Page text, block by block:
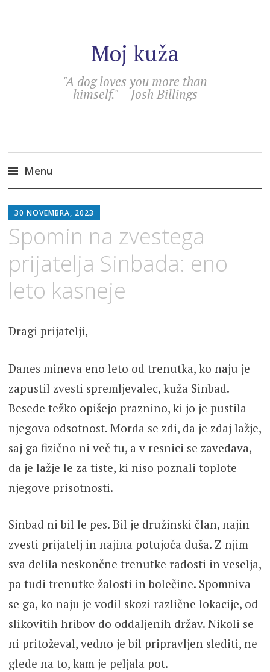
Moj kuža
"A dog loves you more than
himself." – Josh Billings
Menu
to
content
30 NOVEMBRA, 2023
Spomin na zvestega
prijatelja Sinbada: eno
leto kasneje
Dragi prijatelji,
Danes mineva eno leto od trenutka, ko naju je
zapustil zvesti spremljevalec, kuža Sinbad.
Besede težko opišejo praznino, ki jo je pustila
njegova odsotnost. Morda se zdi, da je zdaj lažje,
saj ga fizično ni več tu, a v resnici se zavedava,
da je lažje le za tiste, ki niso poznali toplote
njegove prisotnosti.
Sinbad ni bil le pes. Bil je družinski član, najin
zvesti prijatelj in najina potujoča duša. Z njim
sva delila neskončne trenutke radosti in veselja,
pa tudi trenutke žalosti in bolečine. Spomniva
se ga, ko naju je vodil skozi različne lokacije, od
slikovitih hribov do oddaljenih držav. Nikoli se
ni pritoževal, vedno je bil pripravljen slediti, ne
glede na to, kam je peljala pot.